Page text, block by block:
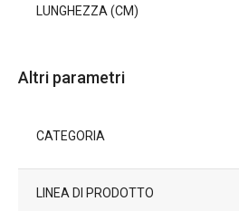
LUNGHEZZA (CM)
Altri parametri
CATEGORIA
LINEA DI PRODOTTO